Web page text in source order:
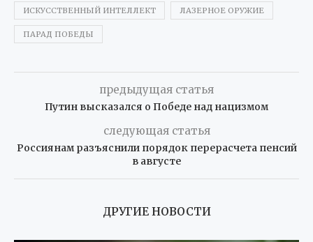
ИСКУССТВЕННЫЙ ИНТЕЛЛЕКТ ЛАЗЕРНОЕ ОРУЖИЕ
ПАРАД ПОБЕДЫ
предыдущая статья
Путин высказался о Победе над нацизмом
следующая статья
Россиянам разъяснили порядок перерасчета пенсий
в августе
ДРУГИЕ НОВОСТИ